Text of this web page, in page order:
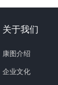
关于我们
康图介绍
企业文化